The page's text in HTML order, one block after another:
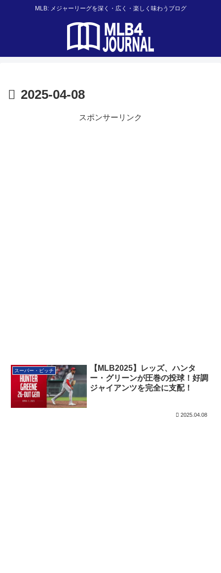
MLB: メジャーリーグを深く・広く・楽しく味わうブログ
2025-04-08
スポンサーリンク
スーパー・ピッチ
【MLB2025】レッズ、ハンタ
ー・グリーンが圧巻の投球！好調
ジャイアンツを完全に支配！
2025.04.08